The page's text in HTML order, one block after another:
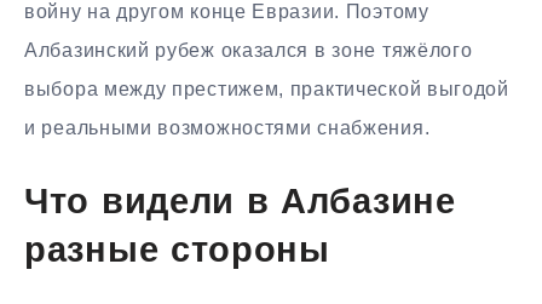
войну на другом конце Евразии. Поэтому
Албазинский рубеж оказался в зоне тяжёлого
выбора между престижем, практической выгодой
и реальными возможностями снабжения.
Что видели в Албазине
разные стороны